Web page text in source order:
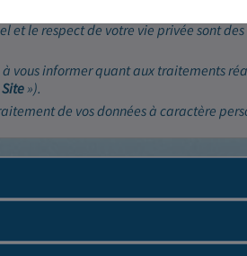
et le respect de votre vie privée sont
à vous informer quant aux traitements
Site»).
de vos données à caractère